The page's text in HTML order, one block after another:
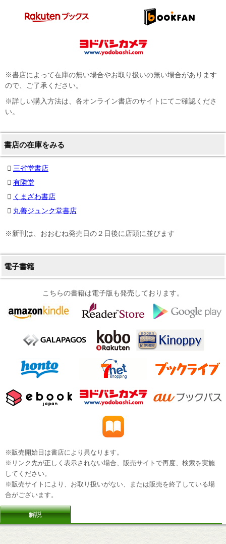
※書店によって在庫の無い場合やお取り扱いの無い場合があります
ので、ご了承ください。
※詳しい購入方法は、各オンライン書店のサイトにてご確認くださ
い。
書店の在庫をみる
三省堂書店
有隣堂
くまざわ書店
丸善ジュンク堂書店
※新刊は、おおむね発売日の２日後に店頭に並びます
電子書籍
こちらの書籍は電子版も発売しております。
※販売開始日は書店により異なります。
※リンク先が正しく表示されない場合、販売サイトで再度、検索を実施
してください。
※販売サイトにより、お取り扱いがない、または販売を終了している場
合がございます。
解説